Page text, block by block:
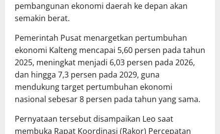
pembangunan ekonomi daerah ke depan akan
semakin berat.
Pemerintah Pusat menargetkan pertumbuhan
ekonomi Kalteng mencapai 5,60 persen pada tahun
2025, meningkat menjadi 6,03 persen pada 2026,
dan hingga 7,3 persen pada 2029, guna
mendukung target pertumbuhan ekonomi
nasional sebesar 8 persen pada tahun yang sama.
Pernyataan tersebut disampaikan Leo saat
membuka Rapat Koordinasi (Rakor) Percepatan